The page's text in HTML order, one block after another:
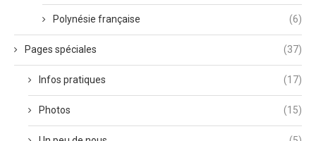
Polynésie française (6)
Pages spéciales (37)
Infos pratiques (17)
Photos (15)